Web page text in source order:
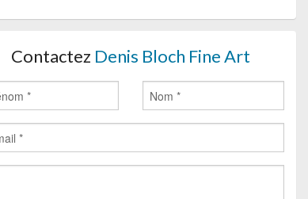
Contactez Denis Bloch Fine Art